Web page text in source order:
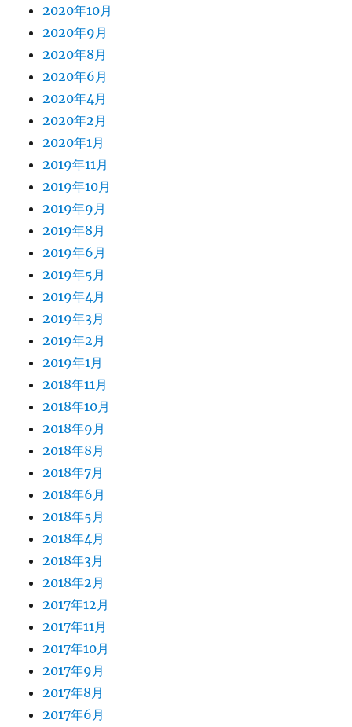
2020年10月
2020年9月
2020年8月
2020年6月
2020年4月
2020年2月
2020年1月
2019年11月
2019年10月
2019年9月
2019年8月
2019年6月
2019年5月
2019年4月
2019年3月
2019年2月
2019年1月
2018年11月
2018年10月
2018年9月
2018年8月
2018年7月
2018年6月
2018年5月
2018年4月
2018年3月
2018年2月
2017年12月
2017年11月
2017年10月
2017年9月
2017年8月
2017年6月